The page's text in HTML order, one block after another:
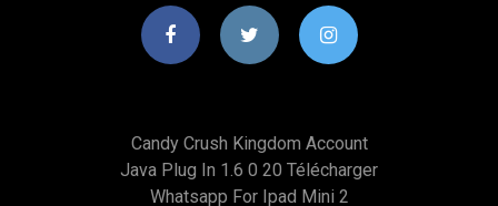
Candy Crush Kingdom Account
Java Plug In 1.6 0 20 Télécharger
Whatsapp For Ipad Mini 2